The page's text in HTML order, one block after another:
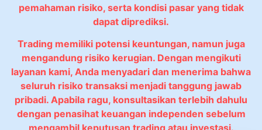
pemahaman risiko, serta kondisi pasar yang tidak
dapat diprediksi.
Trading memiliki potensi keuntungan, namun juga
mengandung risiko kerugian. Dengan mengikuti
layanan kami, Anda menyadari dan menerima bahwa
seluruh risiko transaksi menjadi tanggung jawab
pribadi. Apabila ragu, konsultasikan terlebih dahulu
dengan penasihat keuangan independen sebelum